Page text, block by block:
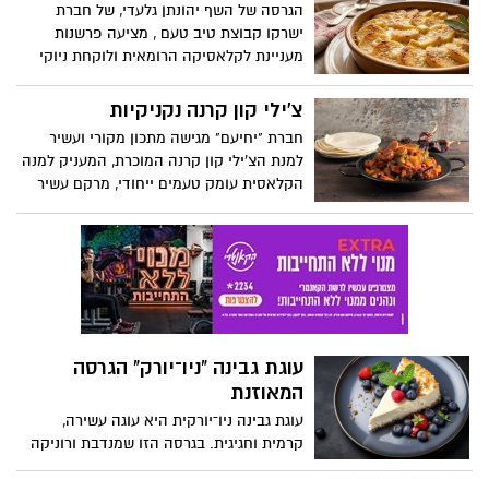
צריכת הסוכר מבלי להתפשר על הטעם.
העוגה קלה להכנה ונהדרת לאירוח ולמנת
ביניים מתוקה לכל המשפחה.
הגרסה של השף יהונתן גלעדי, של חברת
ישרקו קבוצת טיב טעם , מציעה פרשנות
מעניינת לקלאסיקה הרומאית ולוקחת ניוקי
בקרום זהוב וממכר של גבינת פרובולונה
נמסה, ומקפיצה את הכל עם לוז קלוי שמוסיף
קראנץ’ מדויק וטעם עמוק.
צ'ילי קון קרנה נקניקיות
חברת "יחיעם" מגישה מתכון מקורי ועשיר
למנת הצ'ילי קון קרנה המוכרת, המעניק למנה
הקלאסית עומק טעמים ייחודי, מרקם עשיר
עוגת גבינה "ניו־יורק" הגרסה
המאוזנת
עוגת גבינה ניו־יורקית היא עוגה עשירה,
קרמית וחגיגית. בגרסה הזו שמנדבת ורוניקה
מייזלר, דיאטנית קלינית ויועצת לחברת